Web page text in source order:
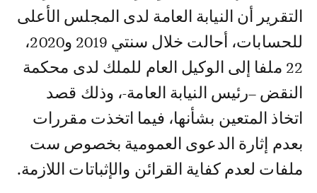
التقرير أن النيابة العامة لدى المجلس الأعلى
للحسابات، أحالت خلال سنتي 2019 و2020،
22 ملفا إلى الوكيل العام للملك لدى محكمة
النقض –رئيس النيابة العامة-، وذلك قصد
اتخاذ المتعين بشأنها، فيما اتخذت مقررات
بعدم إثارة الدعوى العمومية بخصوص ست
ملفات لعدم كفاية القرائن والإثباتات اللازمة.